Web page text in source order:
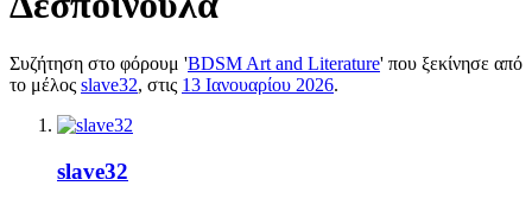
Συζήτηση στο φόρουμ 'BDSM Art and Literature' που ξεκίνησε από
το μέλος slave32, στις 13 Ιανουαρίου 2026.
slave32